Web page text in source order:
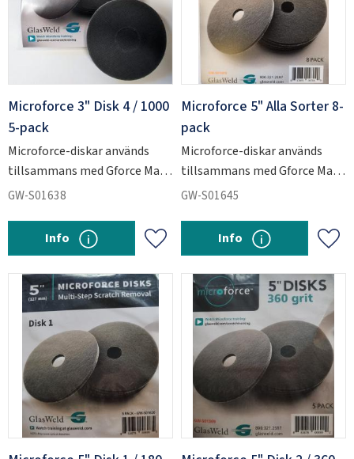
Microforce 3" Disk 4 / 1000
5-pack
Microforce-diskar används
tillsammans med Gforce Max
för att slipa ner kraftiga
GW-S01638
Add to favorites
Info
Microforce 5" Alla Sorter 8-
pack
Microforce-diskar används
tillsammans med Gforce Max
för att slipa ner kraftiga
GW-S01645
Add
Info
SWEDEN SEK